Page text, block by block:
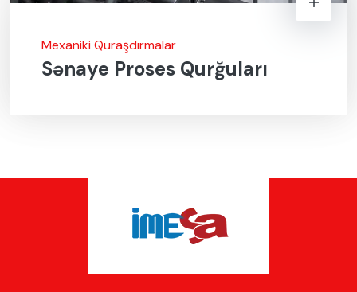
Mexaniki Quraşdırmalar
Sənaye Proses Qurğuları